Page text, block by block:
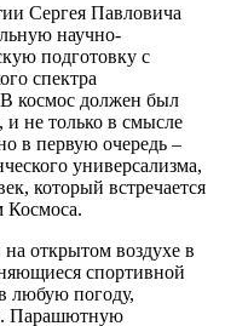
Сергея Павловича
научно-
подготовку с
спектра
космос должен был
и не только в смысле
в первую очередь –
универсализма,
который встречается
Космоса.
открытом воздухе в
спортивной
любую погоду,
Парашютную